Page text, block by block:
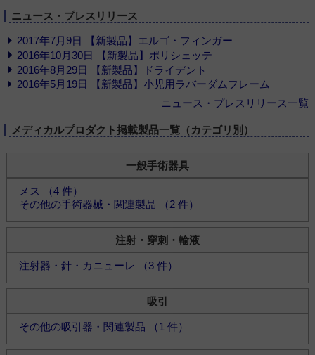
ニュース・プレスリリース
2017年7月9日 【新製品】エルゴ・フィンガー
2016年10月30日 【新製品】ポリシェッテ
2016年8月29日 【新製品】ドライデント
2016年5月19日 【新製品】小児用ラバーダムフレーム
ニュース・プレスリリース一覧
メディカルプロダクト掲載製品一覧（カテゴリ別）
一般手術器具
メス （4 件）
その他の手術器械・関連製品 （2 件）
注射・穿刺・輸液
注射器・針・カニューレ （3 件）
吸引
その他の吸引器・関連製品 （1 件）